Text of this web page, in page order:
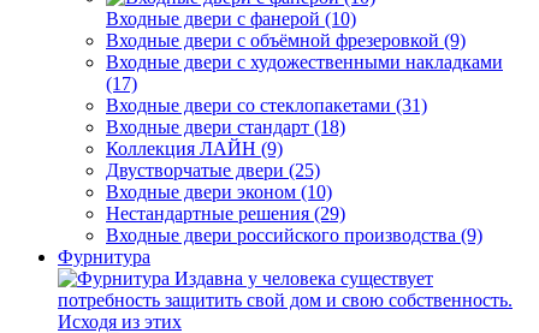
Входные двери с фанерой (10)
Входные двери с объёмной фрезеровкой (9)
Входные двери с художественными накладками
(17)
Входные двери со стеклопакетами (31)
Входные двери стандарт (18)
Коллекция ЛАЙН (9)
Двустворчатые двери (25)
Входные двери эконом (10)
Нестандартные решения (29)
Входные двери российского производства (9)
Фурнитура
Издавна у человека существует
потребность защитить свой дом и свою собственность.
Исходя из этих